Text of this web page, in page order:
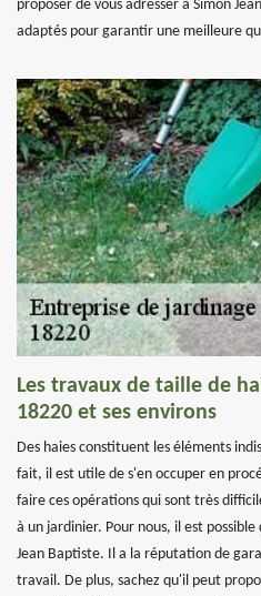
proposer de vous adresser à Simon
adaptés pour garantir une meilleure
Les travaux de taille de
18220 et ses environs
Des haies constituent les éléments
fait, il est utile de s'en occuper en
faire ces opérations qui sont très
à un jardinier. Pour nous, il est possible
Jean Baptiste. Il a la réputation de
travail. De plus, sachez qu'il peut